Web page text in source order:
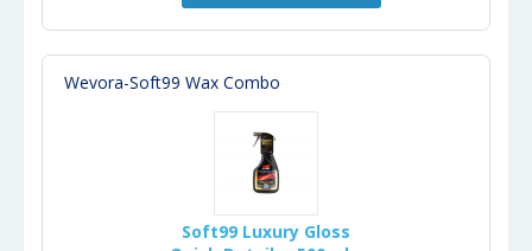
Wevora-Soft99 Wax Combo
Soft99 Luxury Gloss